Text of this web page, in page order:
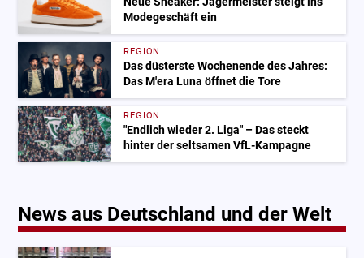
Modegeschäft ein
REGION
Das düsterste Wochenende des Jahres:
Das M'era Luna öffnet die Tore
REGION
"Endlich wieder 2. Liga" – Das steckt
hinter der seltsamen VfL-Kampagne
News aus Deutschland und der Welt